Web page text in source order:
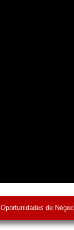
Oportunidades de